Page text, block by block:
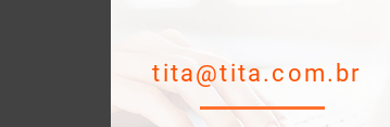
tita@tita.com.br